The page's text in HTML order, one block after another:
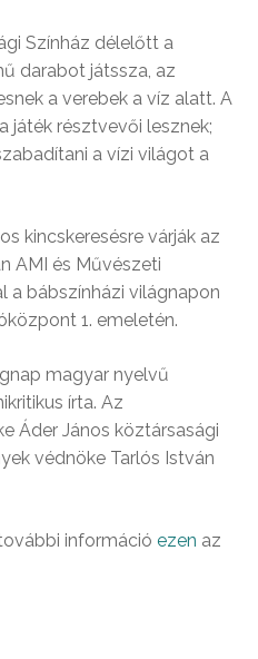
Színház délelőtt a
darabot játssza, az
a verebek a víz alatt. A
játék résztvevői lesznek;
a vízi világot a
kincskeresésre várják az
AMI és Művészeti
a bábszínházi világnapon
1. emeletén.
magyar nyelvű
írta. Az
Áder János köztársasági
védnöke Tarlós István
információ ezen az